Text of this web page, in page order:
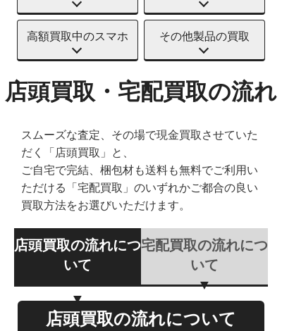
高額買取中のスマホ その他製品の買取
店頭買取・宅配買取の流れ
スムーズな査定、その場で現金買取させていた
だく「店頭買取」と、
ご自宅で完結、梱包材も送料も無料でご利用い
ただける「宅配買取」のいずれかご都合の良い
買取方法をお選びいただけます。
店頭買取の流れにつ
いて
宅配買取の流れにつ
いて
店頭買取の流れについて